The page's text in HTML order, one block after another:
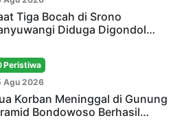
Tiga Bocah di Srono
Diduga Digondol…
Peristiwa
Agu 2026
Korban Meninggal di Gunung
Bondowoso Berhasil…